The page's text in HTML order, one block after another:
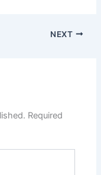
NEXT
Required